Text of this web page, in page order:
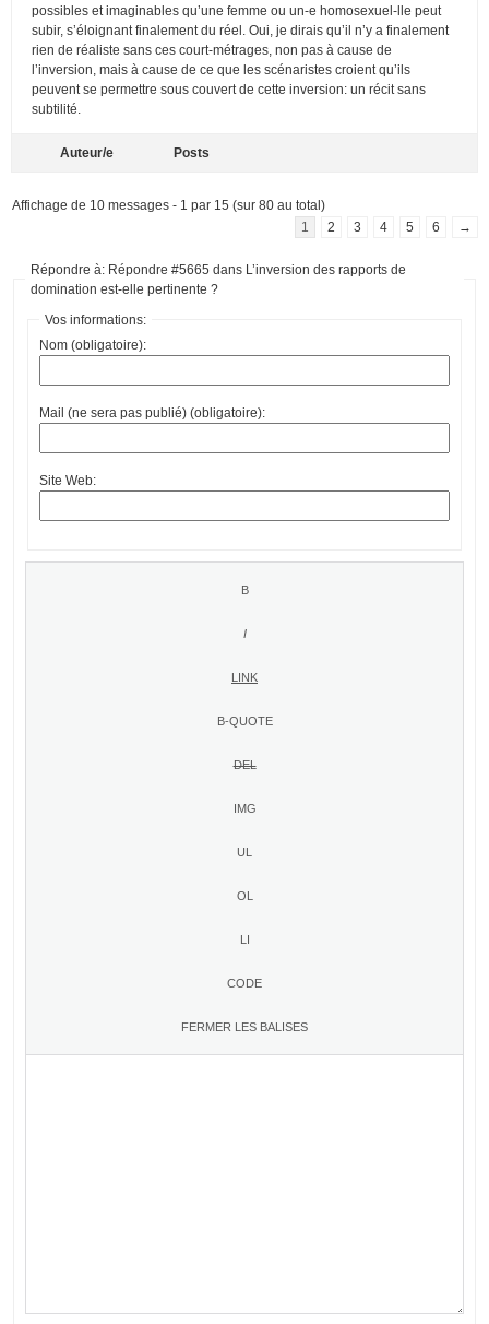
possibles et imaginables qu’une femme ou un-e homosexuel-lle peut
subir, s’éloignant finalement du réel. Oui, je dirais qu’il n’y a finalement
rien de réaliste sans ces court-métrages, non pas à cause de
l’inversion, mais à cause de ce que les scénaristes croient qu’ils
peuvent se permettre sous couvert de cette inversion: un récit sans
subtilité.
Auteur/e Posts
Affichage de 10 messages - 1 par 15 (sur 80 au total)
1
2 3 4 5 6 →
Répondre à: Répondre #5665 dans L’inversion des rapports de
domination est-elle pertinente ?
Vos informations:
Nom (obligatoire):
Mail (ne sera pas publié) (obligatoire):
Site Web: